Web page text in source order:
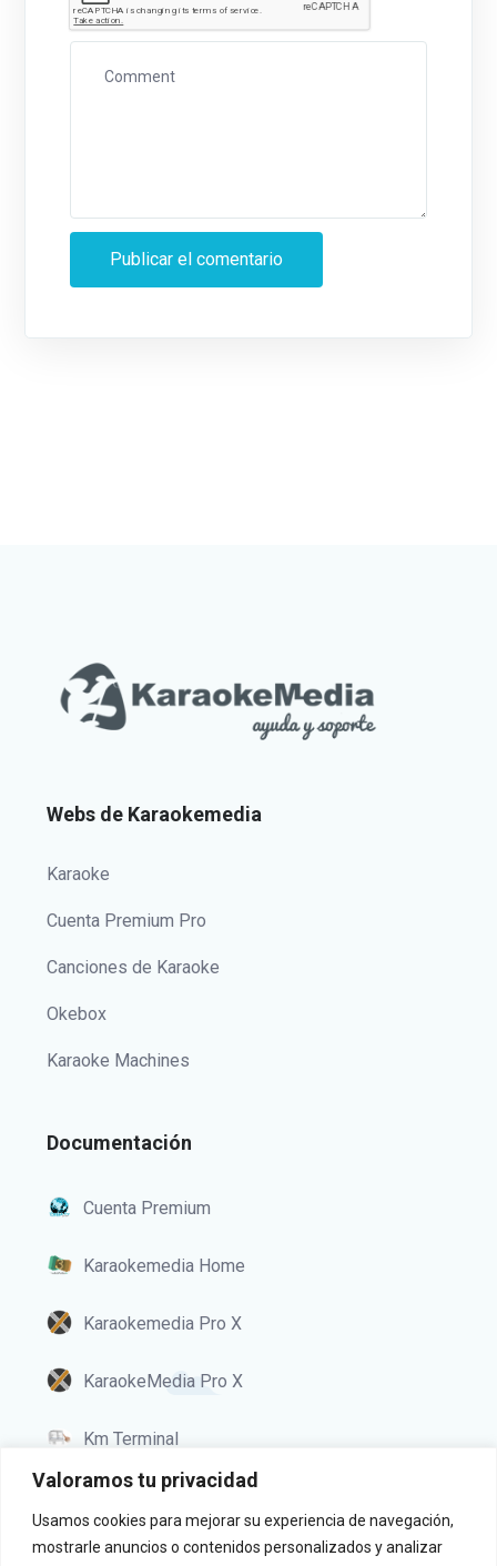
Valoramos tu privacidad
Usamos cookies para mejorar su experiencia de navegación,
mostrarle anuncios o contenidos personalizados y analizar
Webs de Karaokemedia
Karaoke
Cuenta Premium Pro
Canciones de Karaoke
Okebox
Karaoke Machines
Documentación
Cuenta Premium
Karaokemedia Home
Karaokemedia Pro X
KaraokeMedia Pro X
Km Terminal
Política de privacidad